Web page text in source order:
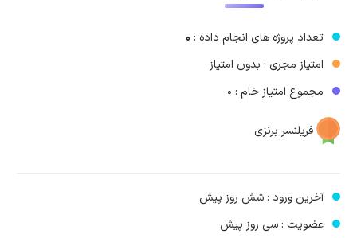
تعداد پروژه های انجام داده : 0
امتیاز مجری : بدون امتیاز
مجموع امتیاز خام : 0
فریلنسر برنزی
آخرین ورود : شش روز پیش
عضویت : سی روز پیش